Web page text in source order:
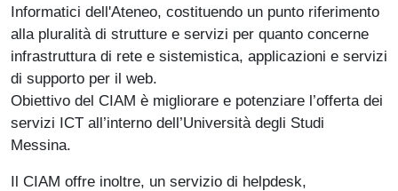
Informatici dell'Ateneo, costituendo un punto riferimento
alla pluralità di strutture e servizi per quanto concerne
infrastruttura di rete e sistemistica, applicazioni e servizi
di supporto per il web.
Obiettivo del CIAM è migliorare e potenziare l’offerta dei
servizi ICT all’interno dell’Università degli Studi
Messina.
Il CIAM offre inoltre, un servizio di helpdesk,